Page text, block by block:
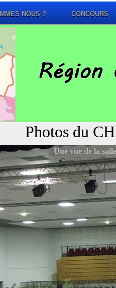
NOUS ? CONCOURS
Photos du
Une vue de la